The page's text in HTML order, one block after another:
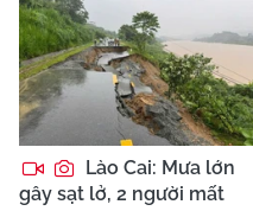
Lào Cai: Mưa lớn
gây sạt lở, 2 người mất